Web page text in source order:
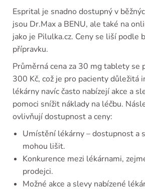
Esprital je snadno dostupný v
jsou Dr.Max a BENU, ale také na
jako je Pilulka.cz. Ceny se liší podle
přípravku.
Průměrná cena za 30 mg tablety se
300 Kč, což je pro pacienty důležitá
lékárny navíc často nabízejí akce a
pomoci snížit náklady na léčbu.
ovlivňují dostupnost a ceny:
Umístění lékárny – dostupnost a
mohou lišit.
Konkurence mezi lékárnami,
prodejci.
Možné akce a slevy nabízené